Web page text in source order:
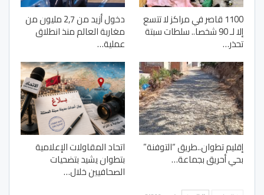
1100 قاصر في مراكز لا تتسع
إلا لـ 90 شخصا.. سلطات سبتة
تحذر…
دخول أزيد من 2,7 مليون من
مغاربة العالم منذ انطلاق
عملية…
إقليم تطوان..طريق “التوفنة”
بحي أحريق بجماعة…
اتحاد المقاولات الإعلامية
بتطوان يشيد بتضحيات
الصحافيين خلال…